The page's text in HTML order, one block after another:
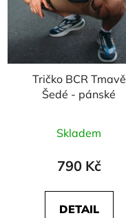
Tričko BCR Tmavě
Šedé - pánské
Skladem
790 Kč
DETAIL